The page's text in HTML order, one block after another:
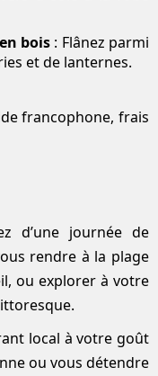
bois : Flânez parmi
et de lanternes.
francophone, frais
d’une journée de
rendre à la plage
ou explorer à votre
local à votre goût
ou vous détendre